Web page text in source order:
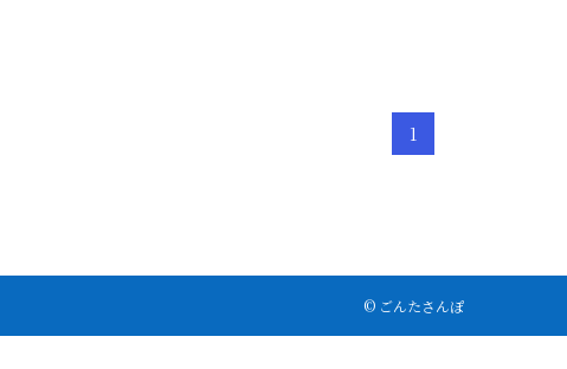
1
©ごんたさんぽ